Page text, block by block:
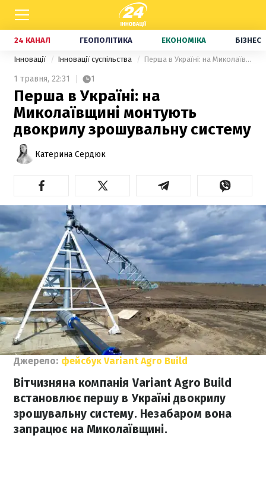
24 КАНАЛ ГЕОПОЛІТИКА ЕКОНОМІКА БІЗНЕС
Інновації Інновації суспільства Перша в Україні: на Миколаївщині монтують двокрилу зрошувальну систему
1 травня, 22:31 1
Перша в Україні: на
Миколаївщині монтують
двокрилу зрошувальну систему
Катерина Сердюк
Джерело: фейсбук Variant Agro Build
Вітчизняна компанія Variant Agro Build
встановлює першу в Україні двокрилу
зрошувальну систему. Незабаром вона
запрацює на Миколаївщині.